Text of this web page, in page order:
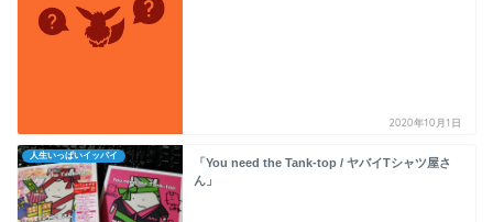
2020年10月1日
人生いっぱいイッパイ
「You need the Tank-top / ヤバイTシャツ屋さ
ん」